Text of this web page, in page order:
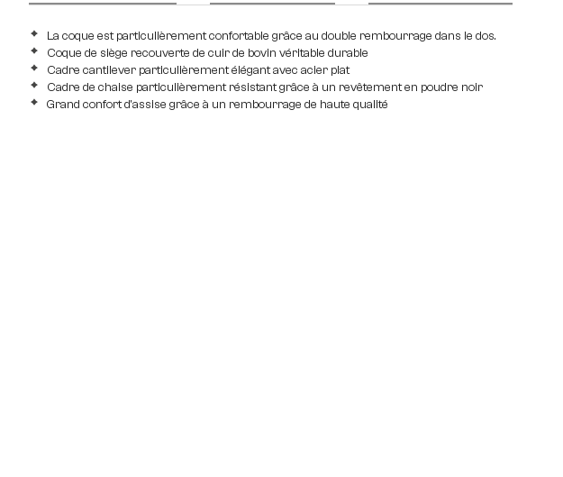
La coque est particulièrement confortable grâce au double rembourrage dans le dos.
Coque de siège recouverte de cuir de bovin véritable durable
Cadre cantilever particulièrement élégant avec acier plat
Cadre de chaise particulièrement résistant grâce à un revêtement en poudre noir
Grand confort d'assise grâce à un rembourrage de haute qualité